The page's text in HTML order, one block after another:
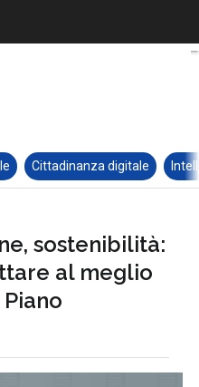
Cittadinanza digitale
sostenibilità:
al meglio